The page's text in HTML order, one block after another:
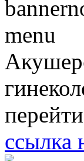
ссылка